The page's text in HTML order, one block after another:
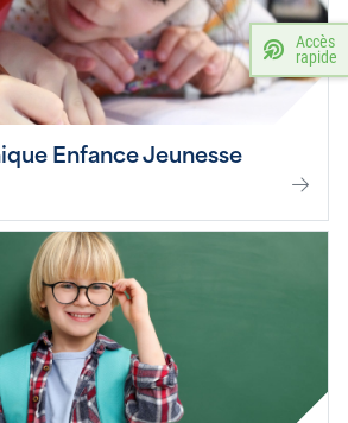
Enfance Jeunesse
Accès
rapide